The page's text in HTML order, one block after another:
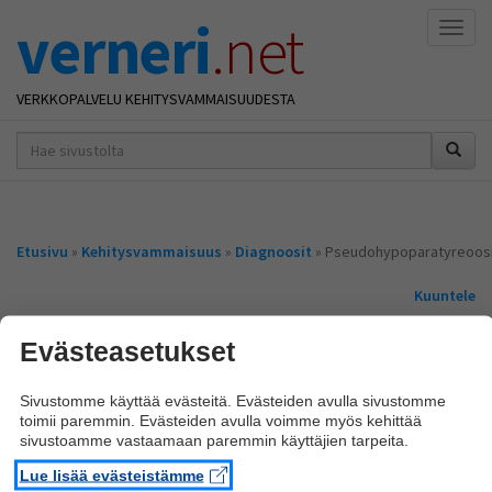
verneri.net
VERKKOPALVELU KEHITYSVAMMAISUUDESTA
hakusana(t)
Olet
Etusivu » Kehitysvammaisuus » Diagnoosit »
Kuuntele
Pseudohypoparatyreoosi
Tyypillinen pseudohypoparatyreoosi on nimeltäänAlbrightin
oireyhtymä.
Lisätietoa
Evästeasetukset
Sivustomme käyttää evästeitä. Evästeiden avulla sivustomme
toimii paremmin. Evästeiden avulla voimme myös kehittää
sivustoamme vastaamaan paremmin käyttäjien tarpeita.
Lue lisää evästeistämme